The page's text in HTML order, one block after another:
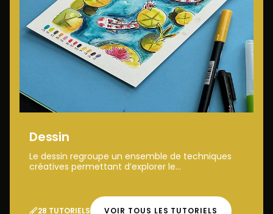
Dessin
Le dessin regroupe un ensemble de techniques
créatives permettant d’explorer le...
28 TUTORIELS VOIR TOUS LES TUTORIELS